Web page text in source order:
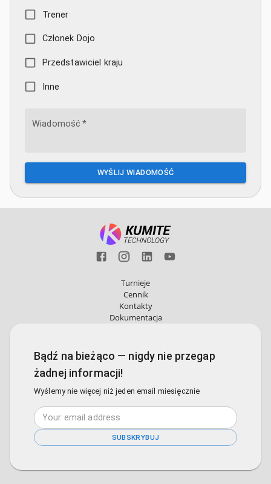
Trener
Członek Dojo
Przedstawiciel kraju
Inne
Wiadomość *
WYŚLIJ WIADOMOŚĆ
Turnieje
Cennik
Kontakty
Dokumentacja
Bądź na bieżąco — nigdy nie przegap
żadnej informacji!
Wyślemy nie więcej niż jeden email miesięcznie
SUBSKRYBUJ